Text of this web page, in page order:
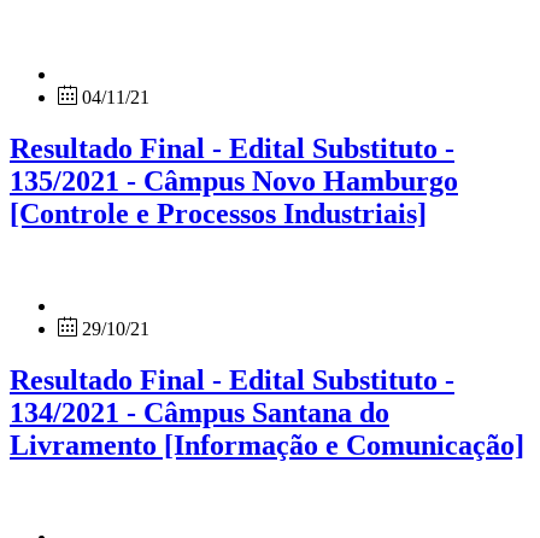
04/11/21
Resultado Final - Edital Substituto -
135/2021 - Câmpus Novo Hamburgo
[Controle e Processos Industriais]
29/10/21
Resultado Final - Edital Substituto -
134/2021 - Câmpus Santana do
Livramento [Informação e Comunicação]